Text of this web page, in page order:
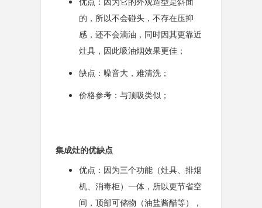
的，所以不会碰头，不存在压抑
感，还不会滴油，同时因其更靠近
灶具，因此吸油烟效果更佳；
缺点：噪音大，难清洗；
价格参考：与顶吸类似；
集成灶的优缺点
优点：因为三个功能（灶具、排烟
机、消毒柜）一体，所以更节省空
间，顶部可储物（油盐酱醋等），